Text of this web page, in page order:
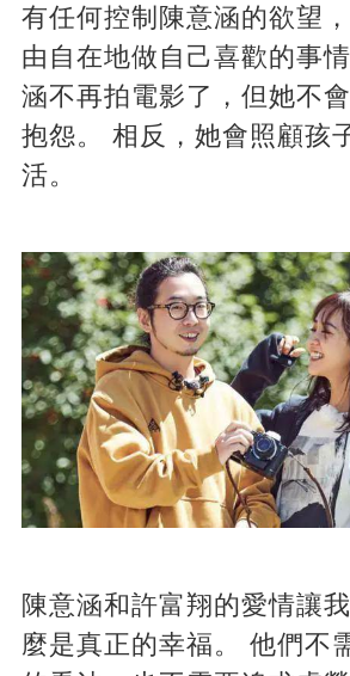
有任何控制陳意涵的欲望
由自在地做自己喜歡的事
涵不再拍電影了，但她不
抱怨。 相反，她會照顧孩
活。
陳意涵和許富翔的愛情讓
麼是真正的幸福。 他們不